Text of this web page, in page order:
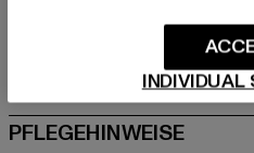
GRÖSSE & PASSFORM
PFLEGEHINWEISE
INDIVIDUAL